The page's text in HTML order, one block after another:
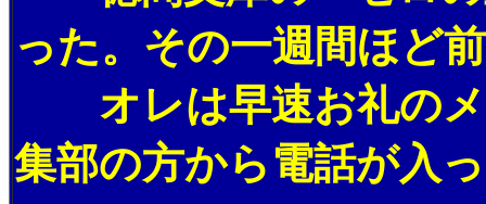
った。その一週間ほど
オレは早速お礼のメ
集部の方から電話が入